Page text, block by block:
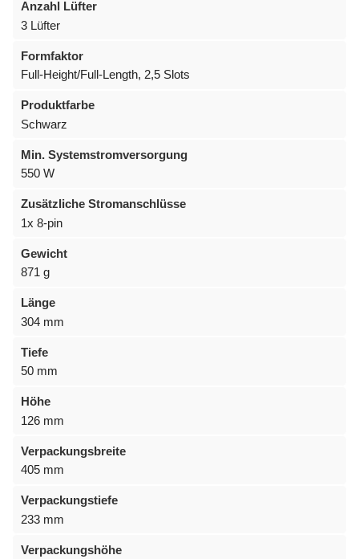
Anzahl Lüfter
3 Lüfter
Formfaktor
Full-Height/Full-Length, 2,5 Slots
Produktfarbe
Schwarz
Min. Systemstromversorgung
550 W
Zusätzliche Stromanschlüsse
1x 8-pin
Gewicht
871 g
Länge
304 mm
Tiefe
50 mm
Höhe
126 mm
Verpackungsbreite
405 mm
Verpackungstiefe
233 mm
Verpackungshöhe